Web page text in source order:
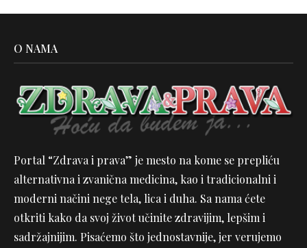
O NAMA
Portal “Zdrava i prava” je mesto na kome se prepliću
alternativna i zvanična medicina, kao i tradicionalni i
moderni načini nege tela, lica i duha. Sa nama ćete
otkriti kako da svoj život učinite zdravijim, lepšim i
sadržajnijim. Pisaćemo što jednostavnije, jer verujemo